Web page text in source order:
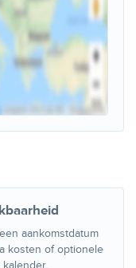
aankomstdatum
kosten of optionele